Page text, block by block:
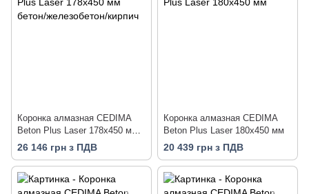
Коронка алмазная CEDIMA
Beton Plus Laser 178х450 мм
бетон/железобетон/кирпич
26 146 грн з ПДВ
Коронка алмазная CEDIMA
Beton Plus Laser 180х450 мм
20 439 грн з ПДВ